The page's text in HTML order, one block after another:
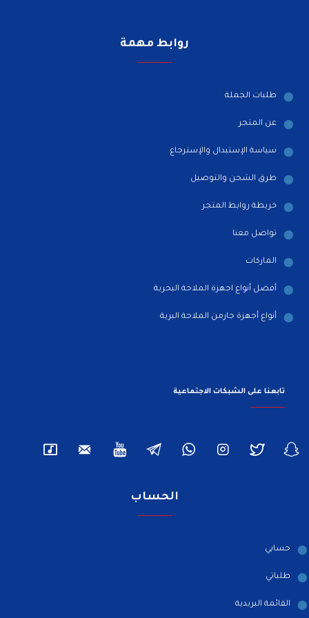
روابط مهمة
طلبات الجملة
عن المتجر
سياسة الإستبدال والإسترجاع
طرق الشحن والتوصيل
خريطة روابط المتجر
تواصل معنا
الماركات
أفضل أنواع اجهزة الملاحة البحرية
أنواع أجهزة جارمن الملاحة البرية
تابعنا على الشبكات الاجتماعية
الحساب
حسابي
طلباتي
القائمة البريدية